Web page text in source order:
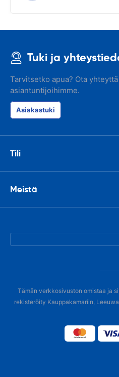
Tuki ja
Tarvitsetko apua? Ota
asiantuntijoihimme.
Asiakastuki
Tili
Meistä
Tämän verkkosivuston omistaa ja
rekisteröity Kauppakamariin,